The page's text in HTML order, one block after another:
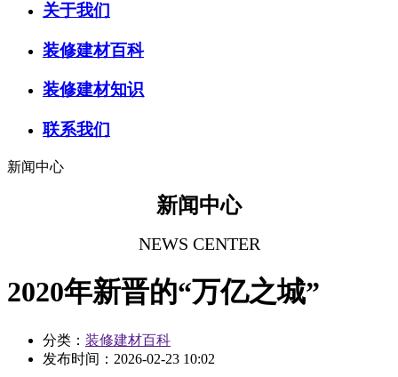
关于我们
装修建材百科
装修建材知识
联系我们
新闻中心
新闻中心
NEWS CENTER
2020年新晋的“万亿之城”
分类： 装修建材百科
发布时间： 2026-02-23 10:02